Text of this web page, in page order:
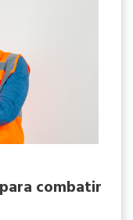
combatir